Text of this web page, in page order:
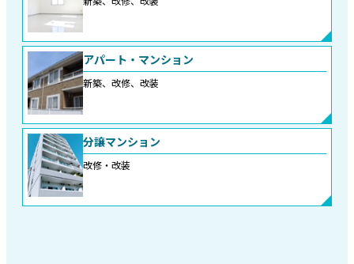
アパート・マンション
新築、改修、改装
分譲マンション
改修・改装